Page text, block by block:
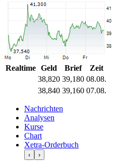
Realtime Geld Brief
Zeit
38,820 39,180 08.08.
38,840 39,160 07.08.
Nachrichten
Analysen
Kurse
Chart
Xetra-Orderbuch
‹ ›